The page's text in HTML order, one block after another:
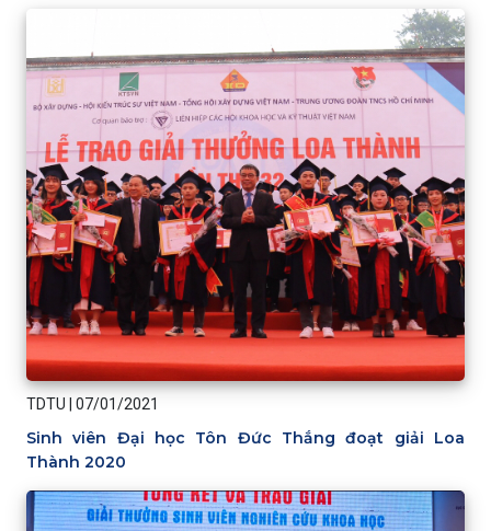
TDTU 07/01/2021
Sinh viên Đại học Tôn Đức Thắng đoạt giải Loa
Thành 2020